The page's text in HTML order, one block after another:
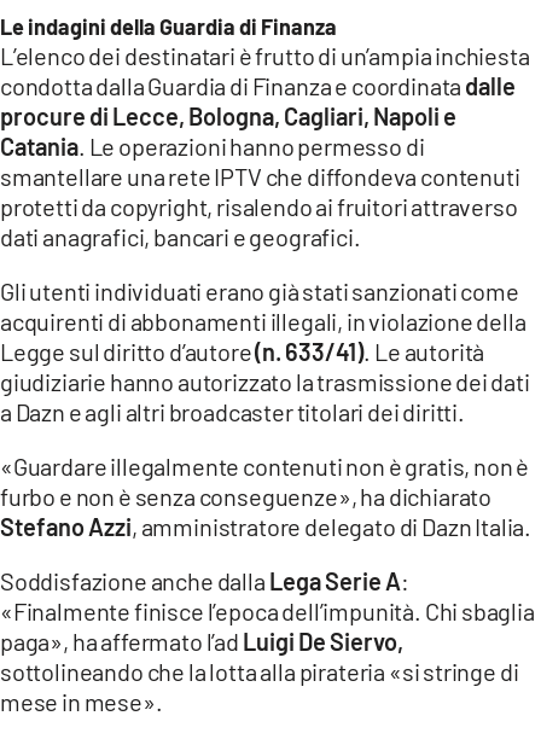
LACAPITALENEWS.IT
App
ANDROID
APPLE
Le indagini della Guardia di Finanza
L’elenco dei destinatari è frutto di un’ampia inchiesta
condotta dalla Guardia di Finanza e coordinata dalle
procure di Lecce, Bologna, Cagliari, Napoli e
Catania . Le operazioni hanno permesso di
smantellare una rete IPTV che diffondeva contenuti
protetti da copyright, risalendo ai fruitori attraverso
dati anagrafici, bancari e geografici.
Gli utenti individuati erano già stati sanzionati come
acquirenti di abbonamenti illegali, in violazione della
Legge sul diritto d’autore(n. 633/41). Le autorità
giudiziarie hanno autorizzato la trasmissione dei dati
a Dazn e agli altri broadcaster titolari dei diritti.
«Guardare illegalmente contenuti non è gratis, non è
furbo e non è senza conseguenze», ha dichiarato
Stefano Azzi, amministratore delegato di Dazn Italia.
Soddisfazione anche dalla Lega Serie A:
«Finalmente finisce l’epoca dell’impunità. Chi sbaglia
paga», ha affermato l’ad Luigi De Siervo,
sottolineando che la lotta alla pirateria «si stringe di
mese in mese».